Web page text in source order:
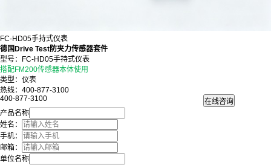
FC-HD05手持式仪表
德国Drive Test防夹力传感器套件
型号：FC-HD05手持式仪表
搭配FM200传感器本体使用
类型：仪表
热线：400-877-3100
400-877-3100
产品名称
姓名：
手机：
邮箱：
单位名称